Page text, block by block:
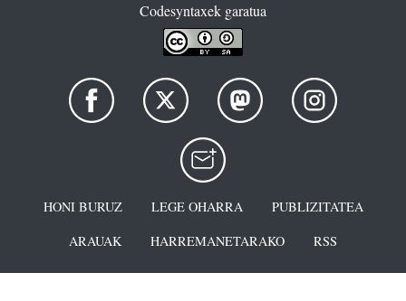
Codesyntaxek garatua
HONI BURUZ LEGE OHARRA
PUBLIZITATEA
ARAUAK
HARREMANETARAKO RSS